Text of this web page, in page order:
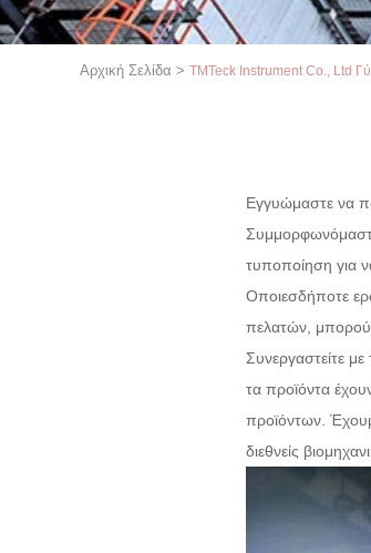
Αρχική Σελίδα > TMTeck Instrument Co., Ltd
Εγγυώμαστε να
τυποποίηση για
Οποιεσδήποτε
πελατών,
Συνεργαστείτε
τα προϊόντα
προϊόντων.
διεθνείς